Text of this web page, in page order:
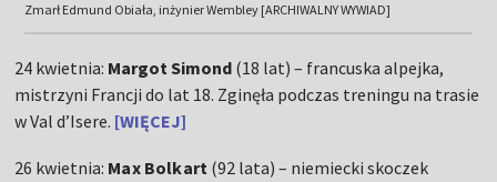
Zmarł Edmund Obiała, inżynier Wembley [ARCHIWALNY WYWIAD]
24 kwietnia: Margot Simond (18 lat) – francuska alpejka,
mistrzyni Francji do lat 18. Zginęła podczas treningu na trasie
w Val d’Isere. [WIĘCEJ]
26 kwietnia: Max Bolkart (92 lata) – niemiecki skoczek